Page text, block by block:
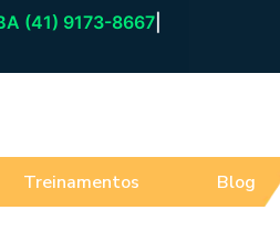
(41) 9173-8667
Treinamentos Blog